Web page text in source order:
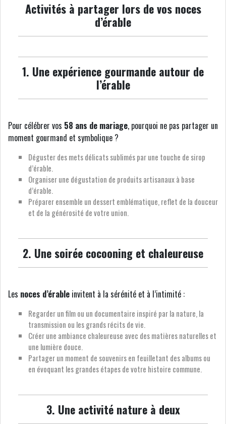
Activités à partager lors de vos noces
d’érable
1. Une expérience gourmande autour de
l’érable
Pour célébrer vos 58 ans de mariage, pourquoi ne pas partager un
moment gourmand et symbolique ?
Déguster des mets délicats sublimés par une touche de sirop
d’érable.
Organiser une dégustation de produits artisanaux à base
d’érable.
Préparer ensemble un dessert emblématique, reflet de la douceur
et de la générosité de votre union.
2. Une soirée cocooning et chaleureuse
Les noces d’érable invitent à la sérénité et à l’intimité :
Regarder un film ou un documentaire inspiré par la nature, la
transmission ou les grands récits de vie.
Créer une ambiance chaleureuse avec des matières naturelles et
une lumière douce.
Partager un moment de souvenirs en feuilletant des albums ou
en évoquant les grandes étapes de votre histoire commune.
3. Une activité nature à deux